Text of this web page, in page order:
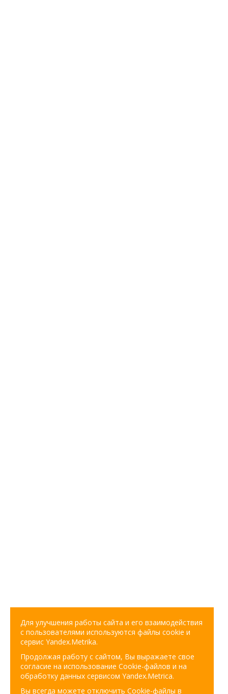
Для улучшения работы сайта и его взаимодействия
с пользователями используются файлы cookie и
сервис Yandex.Metrika.
Продолжая работу с сайтом, Вы выражаете свое
согласие на использование Cookie-файлов и на
обработку данных сервисом Yandex.Metrica.
Вы всегда можете отключить Cookie-файлы в